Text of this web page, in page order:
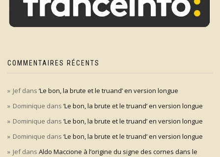
COMMENTAIRES RÉCENTS
Jefdans ‘Le bon, la brute et le truand’ en version longue
Dominique dans ‘Le bon, la brute et le truand’ en version longue
Dominique dans ‘Le bon, la brute et le truand’ en version longue
Dominique dans ‘Le bon, la brute et le truand’ en version longue
Jefdans Aldo Maccione à l’origine du signe des cornes dans le